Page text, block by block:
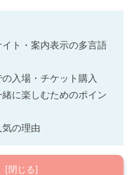
イト・案内表示の多言語
入場・チケット購入
に楽しむためのポイン
気の理由